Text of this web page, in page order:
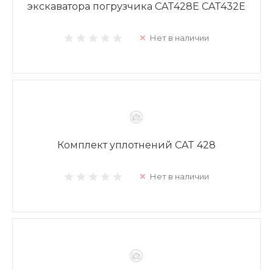
экскаватора погрузчика CAT428E CAT432E
Нет в наличии
Комплект уплотнений CAT 428
Нет в наличии